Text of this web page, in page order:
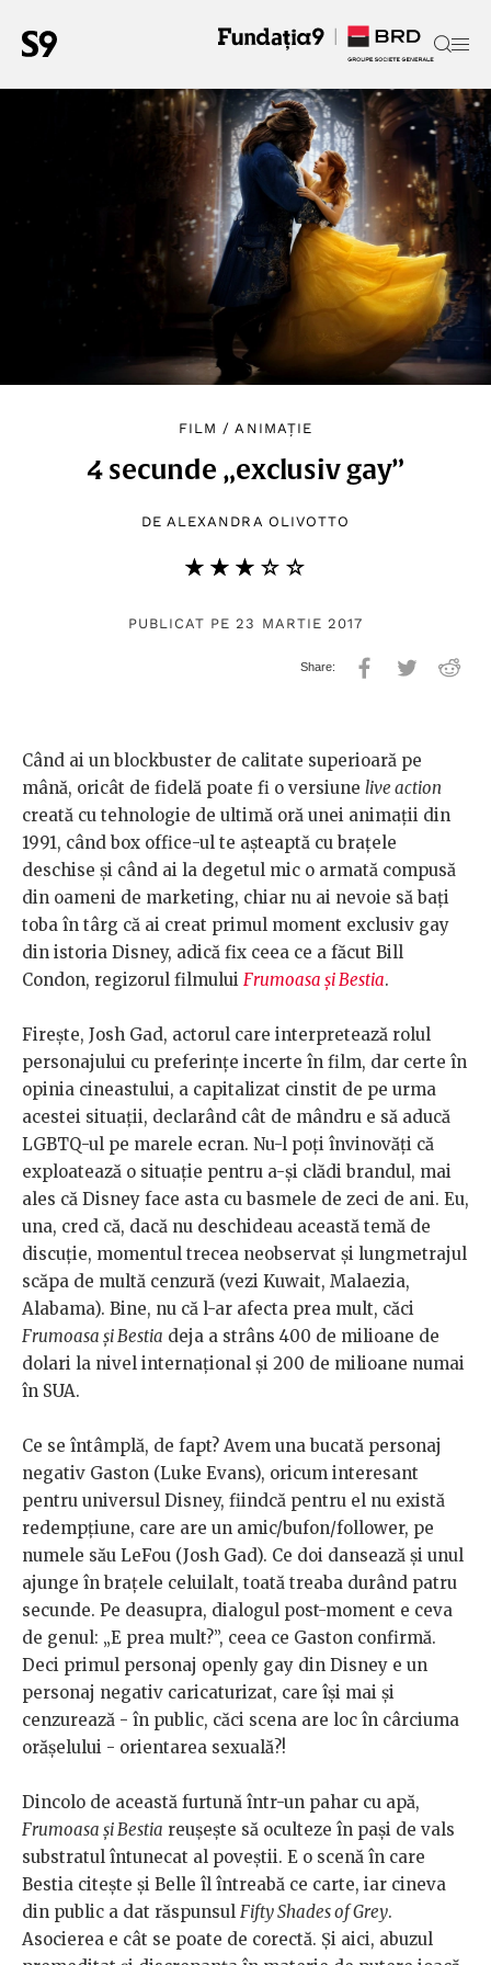
FILM /ANIMAȚIE
4 secunde „exclusiv gay”
DEALEXANDRA OLIVOTTO
★★★★★
☆☆☆☆☆
PUBLICAT PE 23 MARTIE 2017
Când ai un blockbuster de calitate superioară pe
mână, oricât de fidelă poate fi o versiune live action
creată cu tehnologie de ultimă oră unei animaţii din
1991, când box office-ul te aşteaptă cu braţele
deschise şi când ai la degetul mic o armată compusă
din oameni de marketing, chiar nu ai nevoie să baţi
toba în târg că ai creat primul moment exclusiv gay
din istoria Disney, adică fix ceea ce a făcut Bill
Condon, regizorul filmului Frumoasa şi Bestia.
Fireşte, Josh Gad, actorul care interpretează rolul
personajului cu preferinţe incerte în film, dar certe în
opinia cineastului, a capitalizat cinstit de pe urma
acestei situaţii, declarând cât de mândru e să aducă
LGBTQ-ul pe marele ecran. Nu-l poţi învinovăţi că
exploatează o situaţie pentru a-şi clădi brandul, mai
ales că Disney face asta cu basmele de zeci de ani. Eu,
una, cred că, dacă nu deschideau această temă de
discuţie, momentul trecea neobservat şi lungmetrajul
scăpa de multă cenzură (vezi Kuwait, Malaezia,
Alabama). Bine, nu că l-ar afecta prea mult, căci
Frumoasa şi Bestia deja a strâns 400 de milioane de
dolari la nivel internaţional şi 200 de milioane numai
în SUA.
Ce se întâmplă, de fapt? Avem una bucată personaj
negativ Gaston (Luke Evans), oricum interesant
pentru universul Disney, fiindcă pentru el nu există
redempţiune, care are un amic/bufon/follower, pe
numele său LeFou (Josh Gad). Ce doi dansează şi unul
ajunge în braţele celuilalt, toată treaba durând patru
secunde. Pe deasupra, dialogul post-moment e ceva
de genul: „E prea mult?”, ceea ce Gaston confirmă.
Deci primul personaj openly gay din Disney e un
personaj negativ caricaturizat, care îşi mai şi
cenzurează - în public, căci scena are loc în cârciuma
orăşelului - orientarea sexuală?!
Dincolo de această furtună într-un pahar cu apă,
Frumoasa şi Bestia reuşeşte să oculteze în paşi de vals
substratul întunecat al poveştii. E o scenă în care
Bestia citeşte şi Belle îl întreabă ce carte, iar cineva
din public a dat răspunsul Fifty Shades of Grey.
Asocierea e cât se poate de corectă. Și aici, abuzul